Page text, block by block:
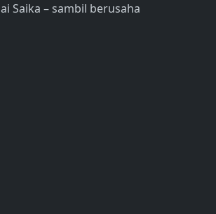
Saika – sambil berusaha